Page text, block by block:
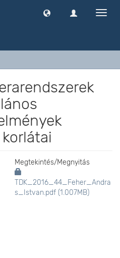
Megtekintés/Megnyitás
TDK_2016_44_Feher_Andra
s_Istvan.pdf (1.007MB)